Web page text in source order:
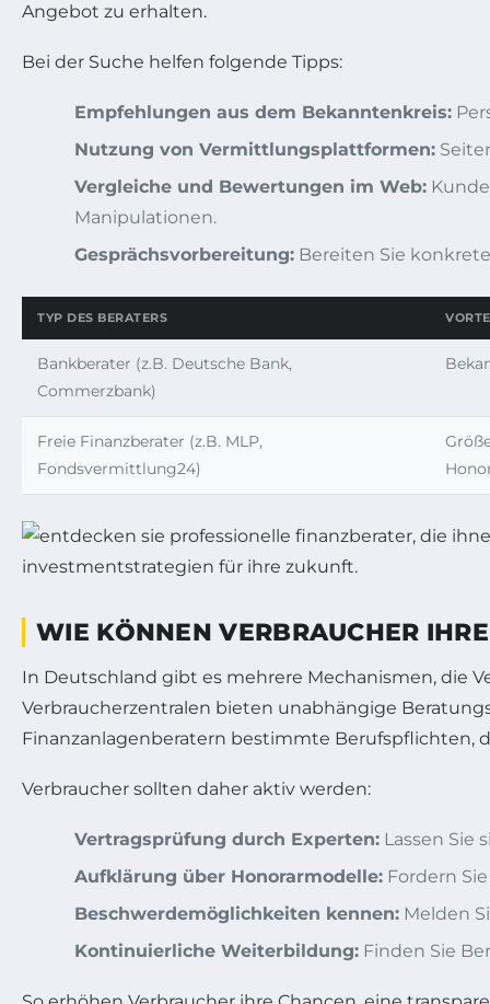
Angebot zu erhalten.
Bei der Suche helfen folgende Tipps:
Empfehlungen aus dem Bekanntenkreis:
Nutzung von Vermittlungsplattformen:
Vergleiche und Bewertungen im Web:
Manipulationen.
Gesprächsvorbereitung: Bereiten Sie
TYP DES BERATERS
Bankberater (z.B. Deutsche Bank,
Commerzbank)
Freie Finanzberater (z.B. MLP,
Fondsvermittlung24)
WIE KÖNNEN VERBRAUCHER
In Deutschland gibt es mehrere Mechanismen, die
Verbraucherzentralen bieten unabhängige
Finanzanlagenberatern bestimmte Berufspflichten,
Verbraucher sollten daher aktiv werden:
Vertragsprüfung durch Experten: Lassen Sie
Aufklärung über Honorarmodelle: Fordern
Beschwerdemöglichkeiten kennen: Melden
Kontinuierliche Weiterbildung: Finden Sie